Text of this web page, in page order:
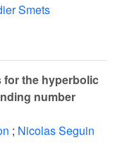
Smets
for the hyperbolic
number
; Nicolas Seguin